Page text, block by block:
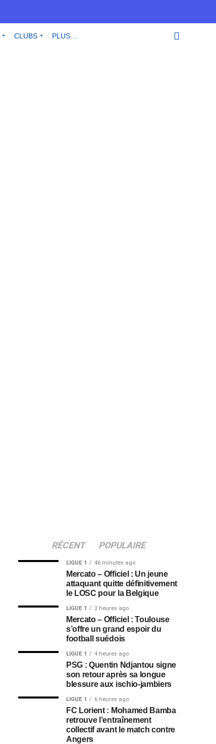
CLUBS PLUS…
RÉCENT POPULAIRE
LIGUE 1 46 minutes ago
Mercato – Officiel : Un jeune
attaquant quitte définitivement
le LOSC pour la Belgique
LIGUE 1 2 heures ago
Mercato – Officiel : Toulouse
s’offre un grand espoir du
football suédois
LIGUE 1 4 heures ago
PSG : Quentin Ndjantou signe
son retour après sa longue
blessure aux ischio-jambiers
LIGUE 1 6 heures ago
FC Lorient : Mohamed Bamba
retrouve l’entraînement
collectif avant le match contre
Angers